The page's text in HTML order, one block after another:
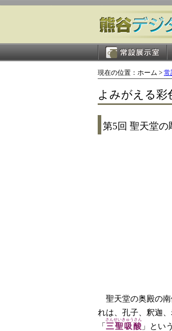
現在の位置：ホーム > 常
よみがえる彩
第5回 聖天堂の
聖天堂の奥殿の南
れは、孔子、釈迦
「 三聖吸酸
さんせいきゅうさん
」とい